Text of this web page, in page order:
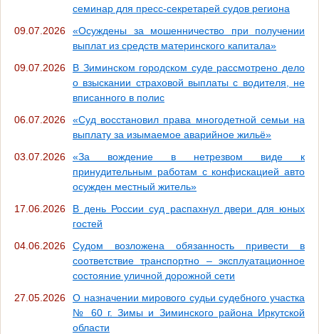
семинар для пресс-секретарей судов региона
09.07.2026
«Осуждены за мошенничество при получении
выплат из средств материнского капитала»
09.07.2026
В Зиминском городском суде рассмотрено дело
о взыскании страховой выплаты с водителя, не
вписанного в полис
06.07.2026
«Суд восстановил права многодетной семьи на
выплату за изымаемое аварийное жильё»
03.07.2026
«За вождение в нетрезвом виде к
принудительным работам с конфискацией авто
осужден местный житель»
17.06.2026
В день России суд распахнул двери для юных
гостей
04.06.2026
Судом возложена обязанность привести в
соответствие транспортно – эксплуатационное
состояние уличной дорожной сети
27.05.2026
О назначении мирового судьи судебного участка
№ 60 г. Зимы и Зиминского района Иркутской
области